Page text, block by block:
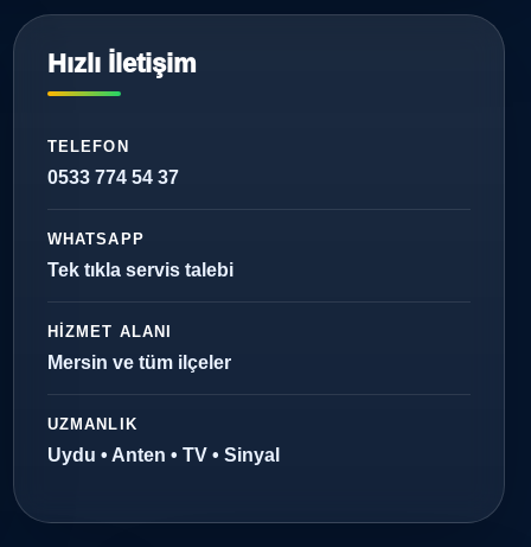
Hızlı İletişim
TELEFON
0533 774 54 37
WHATSAPP
Tek tıkla servis talebi
HIZMET ALANI
Mersin ve tüm ilçeler
UZMANLIK
Uydu • Anten • TV • Sinyal